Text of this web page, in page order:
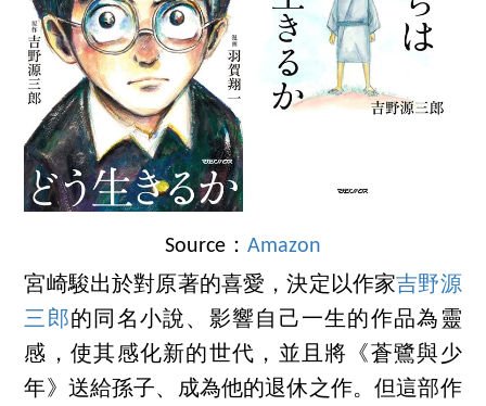
Source： Amazon
宮崎駿出於對原著的喜愛，決定以作家吉野源
三郎 的同名小說、影響自己一生的作品為靈
感，使其感化新的世代，並且將《蒼鷺與少
年》送給孫子、成為他的退休之作。但這部作